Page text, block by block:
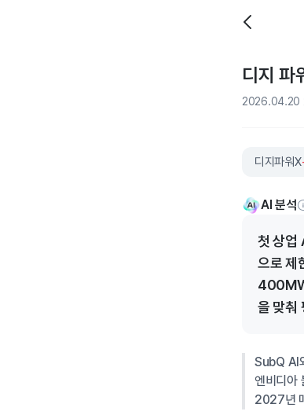
디지 파
2026.04.20
디지파워X
AI 분석
첫 상업
으로 제
을 맞춰
SubQ AI
엔비디아
2027년